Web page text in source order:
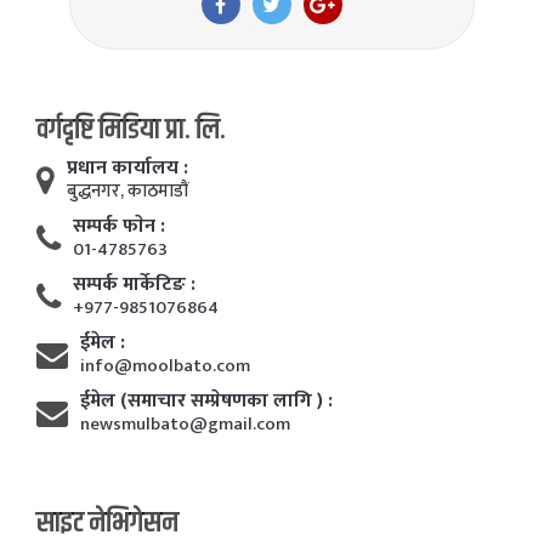
वर्गदृष्टि मिडिया प्रा. लि.
प्रधान कार्यालय :
बुद्धनगर, काठमाडाैं
सम्पर्क फाेन :
01-4785763
सम्पर्क मार्केटिङ :
+977-9851076864
ईमेल :
info@moolbato.com
ईमेल (समाचार सम्प्रेषणका लागि ) :
newsmulbato@gmail.com
साइट नेभिगेसन